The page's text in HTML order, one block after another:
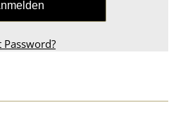
Password?